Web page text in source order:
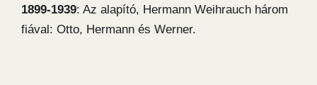
1899-1939: Az alapító, Hermann Weihrauch három
fiával: Otto, Hermann és Werner.